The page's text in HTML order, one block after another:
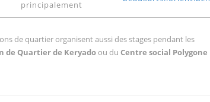
principalement
de quartier organisent aussi des stages pendant les
de Quartier de Keryadoou du Centre social Polygone